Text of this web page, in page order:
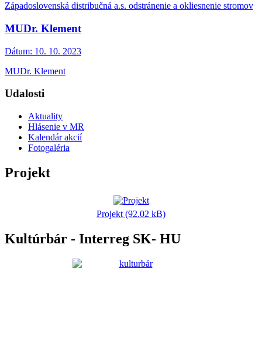
Západoslovenská distribučná a.s. odstránenie a okliesnenie stromov
MUDr. Klement
Dátum: 10. 10. 2023
MUDr. Klement
Udalosti
Aktuality
Hlásenie v MR
Kalendár akcií
Fotogaléria
Projekt
Projekt (92.02 kB)
Kultúrbár - Interreg SK- HU